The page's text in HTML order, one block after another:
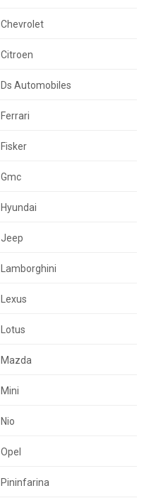
Chevrolet
Citroen
Ds Automobiles
Ferrari
Fisker
Gmc
Hyundai
Jeep
Lamborghini
Lexus
Lotus
Mazda
Mini
Nio
Opel
Pininfarina